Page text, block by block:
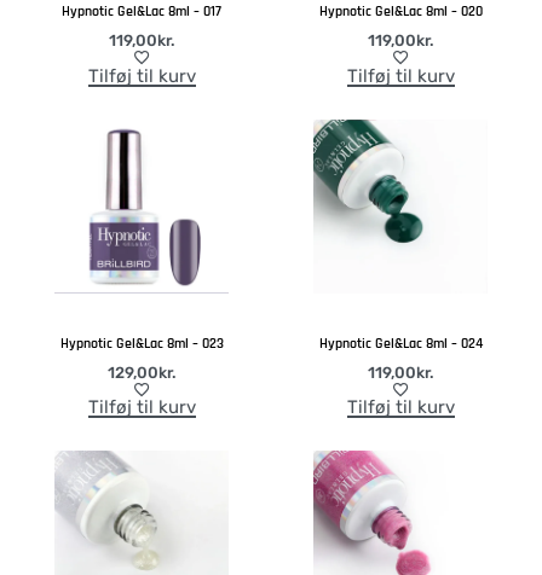
Hypnotic Gel&Lac 8ml – 017
119,00kr.
Tilføj til kurv
Hypnotic Gel&Lac 8ml – 020
119,00kr.
Tilføj til kurv
Hypnotic Gel&Lac 8ml – 023
129,00kr.
Tilføj til kurv
Hypnotic Gel&Lac 8ml – 024
119,00kr.
Tilføj til kurv